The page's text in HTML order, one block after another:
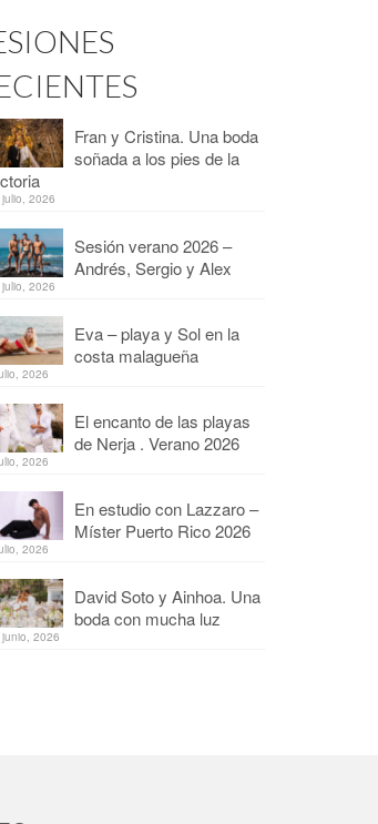
Fran y Cristina. Una boda
soñada a los pies de la
2026
Sesión verano 2026 –
Andrés, Sergio y Alex
julio, 2026
Eva – playa y Sol en la
costa malagueña
2026
El encanto de las playas
de Nerja . Verano 2026
2026
En estudio con Lazzaro –
Míster Puerto Rico 2026
2026
David Soto y Ainhoa. Una
boda con mucha luz
2026